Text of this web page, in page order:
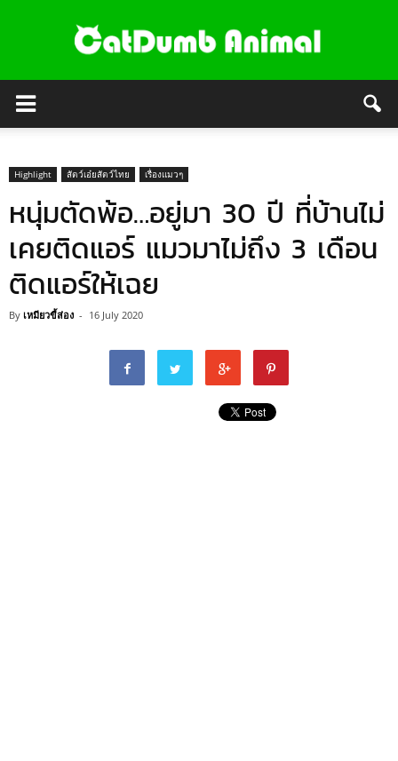
Highlight สัตว์เอ๋ยสัตว์ไทย เรื่องแมวๆ
หนุ่มตัดพ้อ…อยู่มา 30 ปี ที่บ้านไม่
เคยติดแอร์ แมวมาไม่ถึง 3 เดือน
ติดแอร์ให้เฉย
By เหมียวขี้ส่อง - 16 July 2020